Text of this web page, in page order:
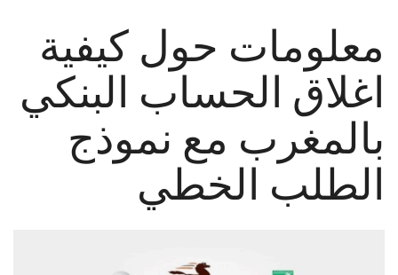
معلومات حول كيفية
اغلاق الحساب البنكي
بالمغرب مع نموذج
الطلب الخطي